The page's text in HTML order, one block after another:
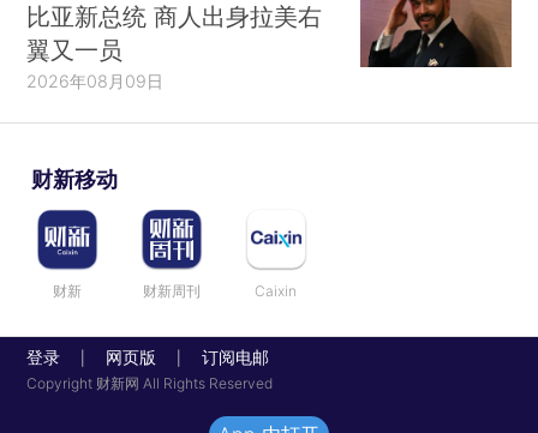
比亚新总统 商人出身拉美右
翼又一员
2026年08月09日
财新移动
财新 财新周刊 Caixin
登录 网页版 订阅电邮
Copyright 财新网 All Rights Reserved